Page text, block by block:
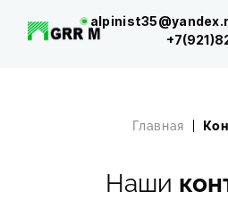
Главная
Наши